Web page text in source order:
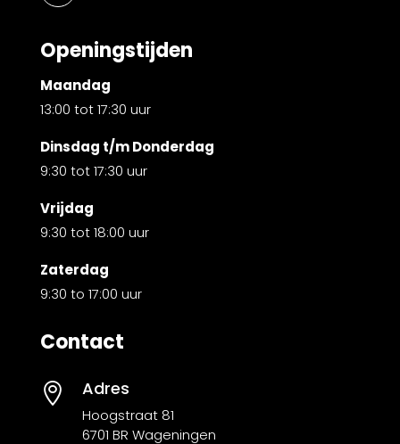
Openingstijden
Maandag
13:00 tot 17:30 uur
Dinsdag t/m Donderdag
9:30 tot 17:30 uur
Vrijdag
9:30 tot 18:00 uur
Zaterdag
9:30 to 17:00 uur
Contact
 Adres
Hoogstraat 81
6701 BR Wageningen